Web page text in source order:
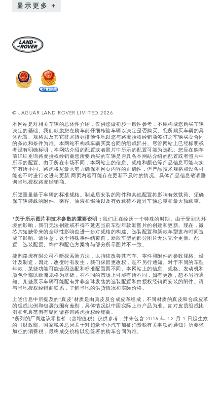
显示更多
© JAGUAR LAND ROVER LIMITED 2026
本网站是对相关车辆的总体性介绍，仅供您做初步一般性参考，不应构成您购买车辆
决定的基础。我们鼓励您在购车前仔细核验车辆以决定是否购买。您所购买车辆的具
体配置、规格以及其它技术指标排他性地以您与路虎授权经销商签订之车辆买卖合同
的条款和条件为准。本网站不构成车辆买卖合同的组成部分。尽管网站上已经标明或
者没有明确标明，本网站介绍的配置或者照片中所示的配置可能为选配。您应在购车
前详细垂询路虎授权经销商您所要购买的车辆是否具备本网站介绍的配置或者照片中
所示的配置。由于所在市场不同，本网站上的信息、规格和颜色等产品信息可能与实
车有所不同。路虎将尽最大努力确保本网页内容的正确性，但产品技术规格和设备可
能会不时进行改进与更新,网页内容可能存在更新不及时的情况。具体产品信息敬请垂
询当地授权路虎经销商。
所述重量基于车辆的标准规格。制造后安装的附件和其他配置将影响有效载荷。须确
保车辆装载的附件、乘客、油液和燃油以及有效载荷不超过车辆总重和最大轴载重。
*关于所示图片和技术参数的重要说明： 我们正在经历一个特殊的时期。由于受到大环
境的影响，我们无法创建或不得不延迟当前车型年款新图片的创建和更新。现在，微
芯片短缺带来的全球性影响也进一步对规格的构建、选装配置和新款车型发布时间造
成了影响。请注意，这个特殊事件结束前，新款车型的部分图片无法完全更新。配
置、选装配置、饰件和配色方案将与部分所示图片不一致。
捷豹路虎有限公司不断探索新方法，以持续改善其汽车、零件和附件的参数规格、设
计及制造，因此，改变时有发生，我们保留更改权，恕不另行通知。对于不同的车型
年款，某些功能可能会因选配和标准配置而不同。本网站上的信息、规格、发动机和
颜色全部以欧洲规格为基础，在不同的市场上可能有所不同，如有更改，恕不另行通
知。某些展示车辆可能配有并非全球发售的选装配置和由授权经销商安装的附件。请
与当地授权经销商联系，了解当地的供货情况和实际价格。
上述信息中所提及的“真皮”材质是由真皮及合成皮革组成，不同材质的真皮和合成皮革
的组成比例和包裹范围有差别，具体情况以中国实际上市产品为准。如对皮质组成比
例和包裹范围有疑问请咨询路虎授权经销商。
*所列的厂商建议零售价（含增值税）仅供参考，并未包含 2016 年 12 月 1 日起生效
的《财政部、国家税务总局关于对超豪华小汽车加征消费税有关事项的通知》所要求
加征的消费税，最终成交价格以您签署的购车合同为准。